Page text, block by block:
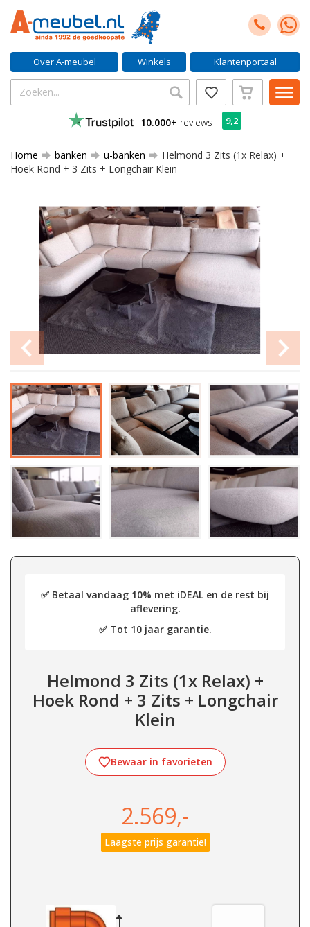
Over A-meubel Winkels Klantenportaal
10.000+ reviews 9,2
Home banken u-banken
Helmond 3 Zits (1x Relax) +
Hoek Rond + 3 Zits + Longchair Klein
✅ Betaal vandaag 10% met iDEAL en de rest bij
aflevering.
✅ Tot 10 jaar garantie.
Helmond 3 Zits (1x Relax) +
Hoek Rond + 3 Zits + Longchair
Klein
Bewaar in favorieten
2.569,-
Laagste prijs garantie!